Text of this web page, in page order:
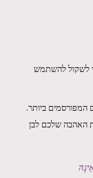
לשקול להשתמש
המפורסמים ביותר.
האהבה שלכם לבן